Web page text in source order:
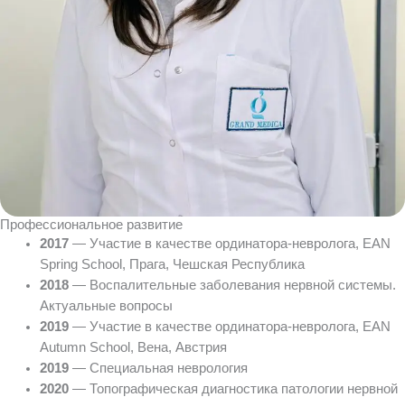
Профессиональное развитие
2017— Участие в качестве ординатора-невролога, EAN
Spring School, Прага, Чешская Республика
2018— Воспалительные заболевания нервной системы.
Актуальные вопросы
2019— Участие в качестве ординатора-невролога, EAN
Autumn School, Вена, Австрия
2019— Специальная неврология
2020— Топографическая диагностика патологии нервной